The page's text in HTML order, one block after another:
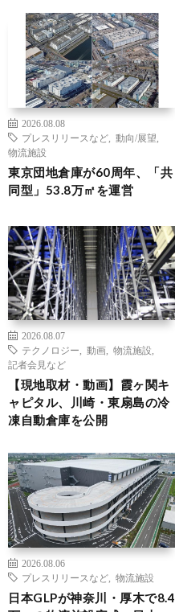
2026.08.08
プレスリリースなど
動向/展望
物流施設
東京団地倉庫が60周年、「共
同型」53.8万㎡を運営
2026.08.07
テクノロジー
動画 物流施設
記者会見など
【現地取材・動画】霞ヶ関キ
ャピタル、川崎・東扇島の冷
凍自動倉庫を公開
2026.08.06
プレスリリースなど
物流施設
日本GLPが神奈川・厚木で8.4